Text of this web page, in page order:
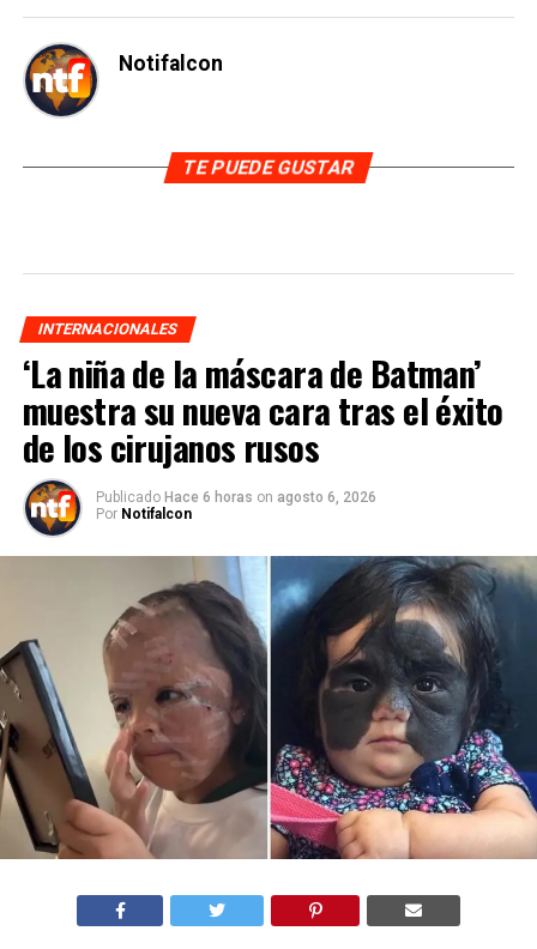
Notifalcon
TE PUEDE GUSTAR
INTERNACIONALES
‘La niña de la máscara de Batman’
muestra su nueva cara tras el éxito
de los cirujanos rusos
Publicado Hace 6 horas on agosto 6, 2026
Por Notifalcon